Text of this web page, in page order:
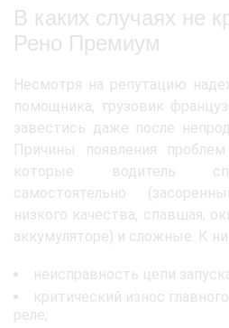
В каких случаях не
Рено Премиум
Несмотря на репутацию
помощника, грузовик
завестись даже после
Причины появления
которые водитель
самостоятельно
низкого качества, спавшая,
аккумуляторе) и сложные. К
неисправность цепи
критический износ
реле;